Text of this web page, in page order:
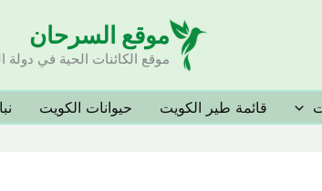
موقع السرحان
موقع الكائنات الحية في دولة
قائمة طير الكويت حيوانات الكويت